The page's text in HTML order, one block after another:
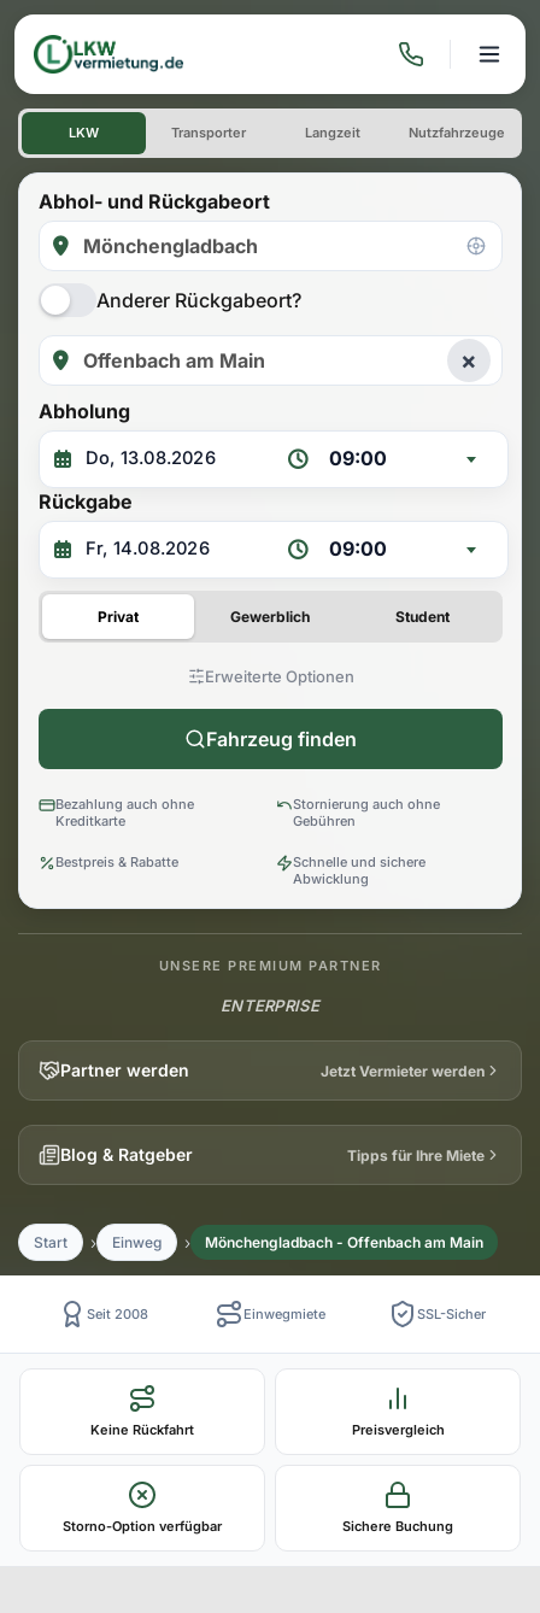
LKW mieten: Einwegmiete
LKW Transporter Langzeit Nutzfahrzeuge
Abhol- und Rückgabeort
Anderer Rückgabeort?
×
Abholung
09:00
Rückgabe
09:00
Privat Gewerblich Student
Erweiterte Optionen
Fahrzeug finden
Bezahlung auch ohne
Kreditkarte
Stornierung auch ohne
Gebühren
Bestpreis & Rabatte
Schnelle und sichere
Abwicklung
UNSERE PREMIUM PARTNER
ENTERPRISE
Partner werden Jetzt Vermieter werden
Blog & Ratgeber Tipps für Ihre Miete
Start Einweg Mönchengladbach - Offenbach am Main
Seit 2008 Einwegmiete SSL-Sicher
Keine Rückfahrt Preisvergleich
Storno-Option verfügbar Sichere Buchung